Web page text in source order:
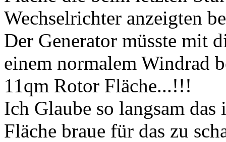
Wechselrichter anzeigten
Der Generator müsste mit
einem normalem Windrad
11qm Rotor Fläche...!!!
Ich Glaube so langsam das
Fläche braue für das zu